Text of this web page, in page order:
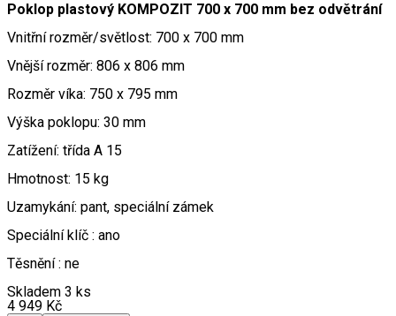
Poklop plastový KOMPOZIT 700 x 700 mm bez odvětrání
Vnitřní rozměr/světlost: 700 x 700 mm
Vnější rozměr: 806 x 806 mm
Rozměr víka: 750 x 795 mm
Výška poklopu: 30 mm
Zatížení: třída A 15
Hmotnost: 15 kg
Uzamykání: pant, speciální zámek
Speciální klíč : ano
Těsnění : ne
Skladem 3 ks
4 949 Kč